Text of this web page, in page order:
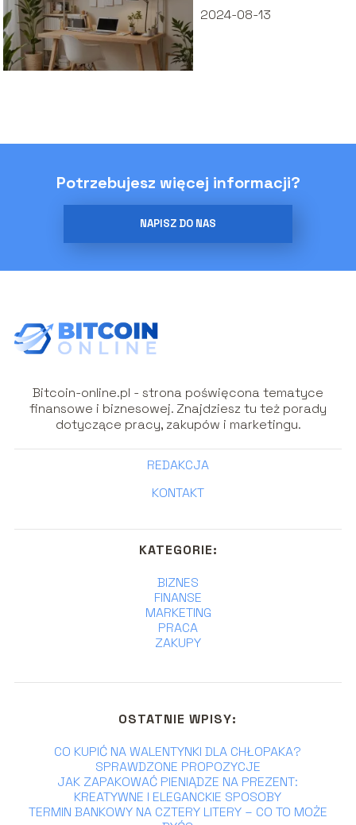
gospodarczej?
2024-08-13
Potrzebujesz więcej informacji?
NAPISZ DO NAS
Bitcoin-online.pl - strona poświęcona tematyce
finansowe i biznesowej. Znajdziesz tu też porady
dotyczące pracy, zakupów i marketingu.
REDAKCJA
KONTAKT
KATEGORIE:
BIZNES
FINANSE
MARKETING
PRACA
ZAKUPY
OSTATNIE WPISY:
CO KUPIĆ NA WALENTYNKI DLA CHŁOPAKA?
SPRAWDZONE PROPOZYCJE
JAK ZAPAKOWAĆ PIENIĄDZE NA PREZENT:
KREATYWNE I ELEGANCKIE SPOSOBY
TERMIN BANKOWY NA CZTERY LITERY – CO TO MOŻE